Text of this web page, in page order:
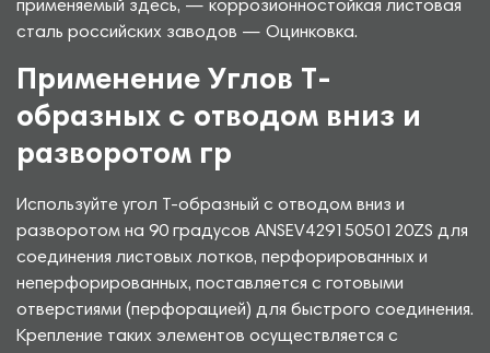
применяемый здесь, — коррозионностойкая листовая
сталь российских заводов — Оцинковка.
Применение Углов Т-
образных с отводом вниз и
разворотом гр
Используйте угол Т-образный с отводом вниз и
разворотом на 90 градусов ANSEV42915050120ZS для
соединения листовых лотков, перфорированных и
неперфорированных, поставляется с готовыми
отверстиями (перфорацией) для быстрого соединения.
Крепление таких элементов осуществляется с